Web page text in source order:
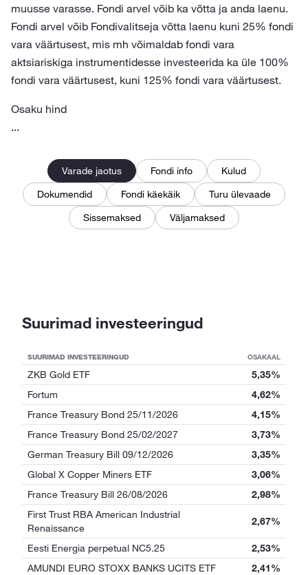
muusse varasse. Fondi arvel võib ka võtta ja anda laenu.
Fondi arvel võib Fondivalitseja võtta laenu kuni 25% fondi
vara väärtusest, mis mh võimaldab fondi vara
aktsiariskiga instrumentidesse investeerida ka üle 100%
fondi vara väärtusest, kuni 125% fondi vara väärtusest.
Osaku hind
...
Varade jaotus Fondi info
Kulud
Dokumendid
Fondi käekäik
Turu ülevaade
Sissemaksed
Väljamaksed
Suurimad investeeringud
SUURIMAD INVESTEERINGUD OSAKAAL
ZKB Gold ETF
5,35%
Fortum
4,62%
France Treasury Bond 25/11/2026
4,15%
France Treasury Bond 25/02/2027
3,73%
German Treasury Bill 09/12/2026
3,35%
Global X Copper Miners ETF
3,06%
France Treasury Bill 26/08/2026
2,98%
First Trust RBA American Industrial
Renaissance
2,67%
Eesti Energia perpetual NC5.25
2,53%
AMUNDI EURO STOXX BANKS UCITS ETF
2,41%